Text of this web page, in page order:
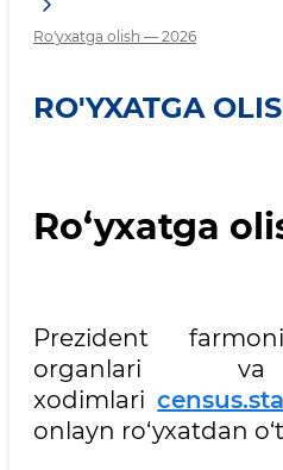
Ro'yxatga olish — 2026
RO'YXATGA
Ro‘yxatga
Prezident
organlari va
xodimlari
onlayn ro‘yxatdan